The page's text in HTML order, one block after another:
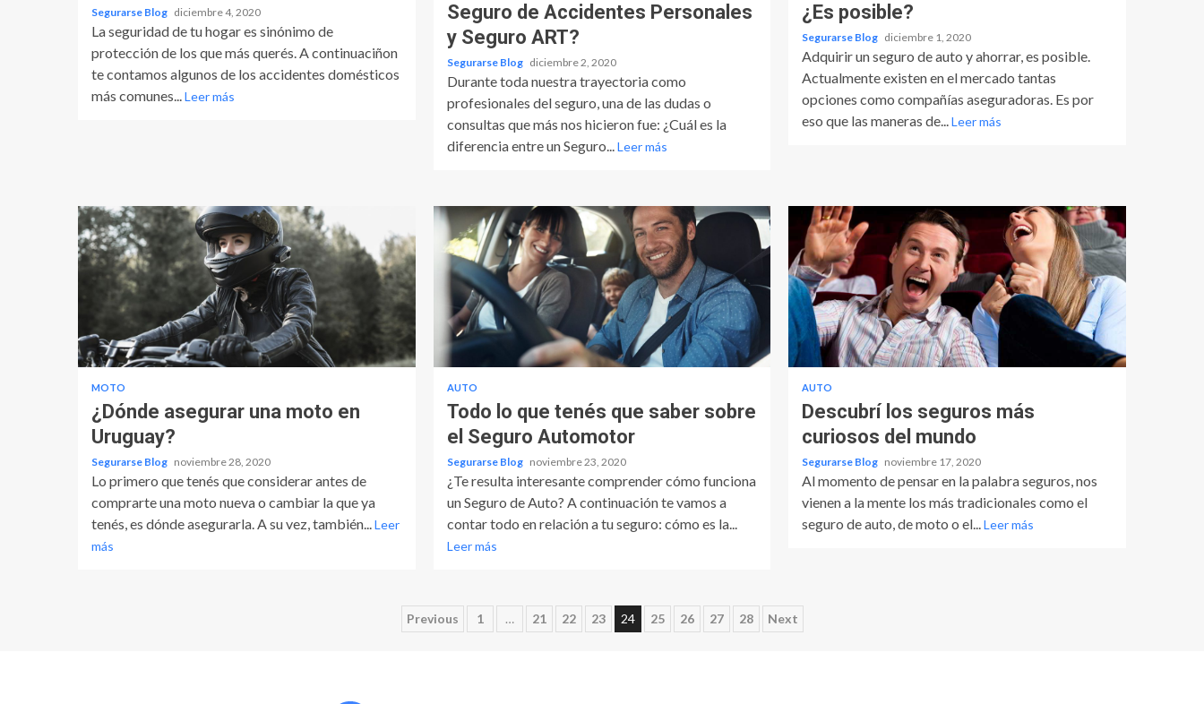
Segurarse Blog diciembre 4, 2020
La seguridad de tu hogar es sinónimo de
protección de los que más querés. A continuaciñon
te contamos algunos de los accidentes domésticos
más comunes...Leer más
Seguro de Accidentes Personales
y Seguro ART?
Segurarse Blog diciembre 2, 2020
Durante toda nuestra trayectoria como
profesionales del seguro, una de las dudas o
consultas que más nos hicieron fue: ¿Cuál es la
diferencia entre un Seguro...Leer más
¿Es posible?
Segurarse Blog diciembre 1, 2020
Adquirir un seguro de auto y ahorrar, es posible.
Actualmente existen en el mercado tantas
opciones como compañías aseguradoras. Es por
eso que las maneras de...Leer más
MOTO
¿Dónde asegurar una moto en
Uruguay?
Segurarse Blog noviembre 28, 2020
Lo primero que tenés que considerar antes de
comprarte una moto nueva o cambiar la que ya
tenés, es dónde asegurarla. A su vez, también...Leer
más
AUTO
Todo lo que tenés que saber sobre
el Seguro Automotor
Segurarse Blog noviembre 23, 2020
¿Te resulta interesante comprender cómo funciona
un Seguro de Auto? A continuación te vamos a
contar todo en relación a tu seguro: cómo es la...
Leer más
AUTO
Descubrí los seguros más
curiosos del mundo
Segurarse Blog noviembre 17, 2020
Al momento de pensar en la palabra seguros, nos
vienen a la mente los más tradicionales como el
seguro de auto, de moto o el...Leer más
Paginación
Previous 1 … 21 22 23 24 25 26 27 28 Next